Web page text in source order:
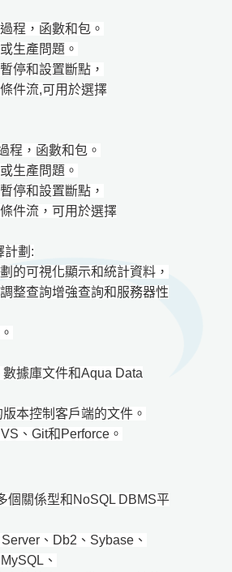
程，函數和包。
生產問題。
停和設置斷點，
件流,可用於選擇
程，函數和包。
生產問題。
停和設置斷點，
件流，可用於選擇
計劃:
可視化顯示和統計資料，
整查詢增強查詢和服務器性
據庫文件和Aqua Data
本控制客戶端的文件。
、Git和Perforce。
關係型和NoSQL DBMS平
、Db2、Sybase、
、